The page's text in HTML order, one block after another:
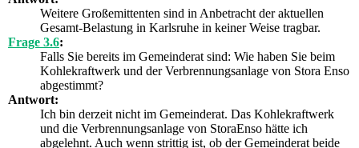
Weitere Großemittenten sind in Anbetracht der aktuellen
Gesamt-Belastung in Karlsruhe in keiner Weise tragbar.
Frage 3.6:
Falls Sie bereits im Gemeinderat sind: Wie haben Sie beim
Kohlekraftwerk und der Verbrennungsanlage von Stora Enso
abgestimmt?
Antwort:
Ich bin derzeit nicht im Gemeinderat. Das Kohlekraftwerk
und die Verbrennungsanlage von StoraEnso hätte ich
abgelehnt. Auch wenn strittig ist, ob der Gemeinderat beide